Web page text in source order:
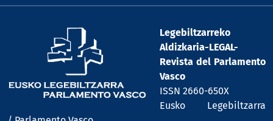
Legebiltzarreko
Aldizkaria-LEGAL-
Revista del Parlamento
Vasco
ISSN 2660-650X
Eusko Legebiltzarra